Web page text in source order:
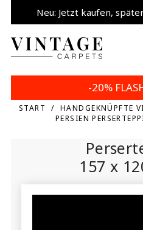
5% sparen |
Neu: Jetzt kaufen,
-20%
START HANDGEKNÜPFTE
PERSIEN
157 x